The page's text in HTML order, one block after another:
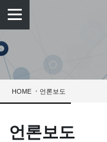
HOME
언론보도